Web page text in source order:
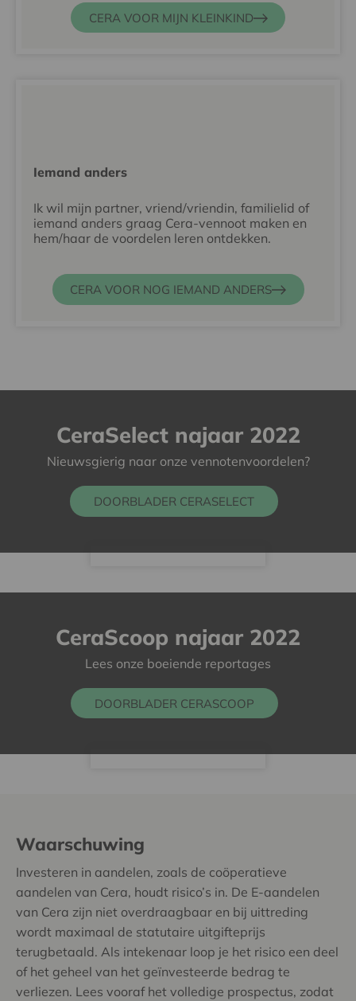
CERA VOOR MIJN KLEINKIND
Iemand anders
Ik wil mijn partner, vriend/vriendin, familielid of
iemand anders graag Cera-vennoot maken en
hem/haar de voordelen leren ontdekken.
CERA VOOR NOG IEMAND ANDERS
CeraSelect najaar 2022
Nieuwsgierig naar onze vennotenvoordelen?
DOORBLADER CERASELECT
CeraScoop najaar 2022
Lees onze boeiende reportages
DOORBLADER CERASCOOP
Waarschuwing
Investeren in aandelen, zoals de coöperatieve
aandelen van Cera, houdt risico’s in. De E-aandelen
van Cera zijn niet overdraagbaar en bij uittreding
wordt maximaal de statutaire uitgifteprijs
terugbetaald. Als intekenaar loop je het risico een deel
of het geheel van het geïnvesteerde bedrag te
verliezen. Lees vooraf het volledige prospectus, zodat